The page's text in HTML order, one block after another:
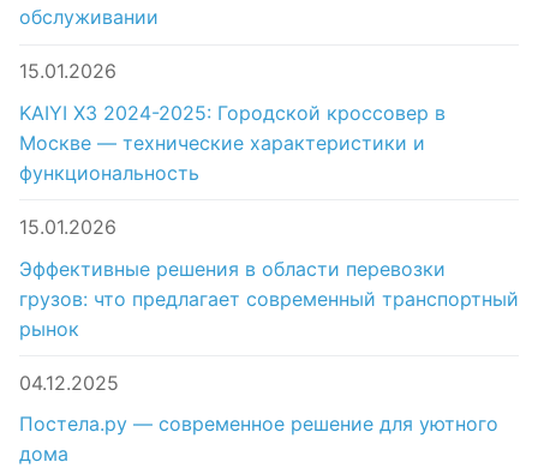
обслуживании
15.01.2026
KAIYI X3 2024-2025: Городской кроссовер в
Москве — технические характеристики и
функциональность
15.01.2026
Эффективные решения в области перевозки
грузов: что предлагает современный транспортный
рынок
04.12.2025
Постела.ру — современное решение для уютного
дома